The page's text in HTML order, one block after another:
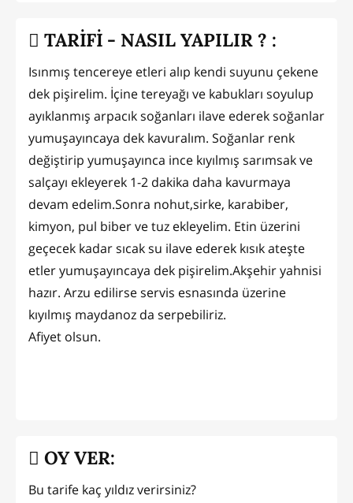
TARİFİ - NASIL YAPILIR ? :
Isınmış tencereye etleri alıp kendi suyunu çekene
dek pişirelim. İçine tereyağı ve kabukları soyulup
ayıklanmış arpacık soğanları ilave ederek soğanlar
yumuşayıncaya dek kavuralım. Soğanlar renk
değiştirip yumuşayınca ince kıyılmış sarımsak ve
salçayı ekleyerek 1-2 dakika daha kavurmaya
devam edelim.Sonra nohut,sirke, karabiber,
kimyon, pul biber ve tuz ekleyelim. Etin üzerini
geçecek kadar sıcak su ilave ederek kısık ateşte
etler yumuşayıncaya dek pişirelim.Akşehir yahnisi
hazır. Arzu edilirse servis esnasında üzerine
kıyılmış maydanoz da serpebiliriz.
Afiyet olsun.
OY VER:
Bu tarife kaç yıldız verirsiniz?